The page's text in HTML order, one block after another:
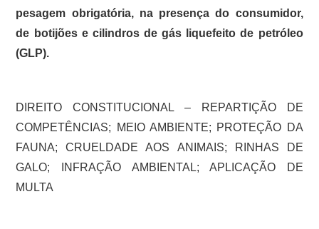
pesagem obrigatória, na presença do consumidor,
de botijões e cilindros de gás liquefeito de petróleo
(GLP).
DIREITO CONSTITUCIONAL – REPARTIÇÃO DE
COMPETÊNCIAS; MEIO AMBIENTE; PROTEÇÃO DA
FAUNA; CRUELDADE AOS ANIMAIS; RINHAS DE
GALO; INFRAÇÃO AMBIENTAL; APLICAÇÃO DE
MULTA